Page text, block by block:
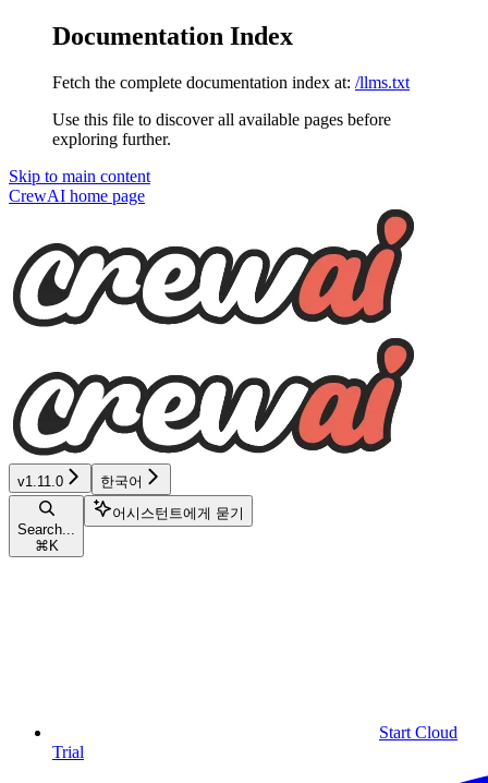
Documentation Index
Fetch the complete documentation index at: /llms.txt
Use this file to discover all available pages before
exploring further.
Skip to main content
CrewAI home page
v1.11.0 한국어
Search...
⌘ K
어시스턴트에게 묻기
Start Cloud
Trial